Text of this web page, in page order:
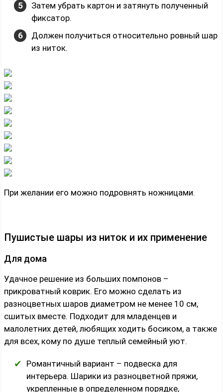
Затем убрать картон и затянуть полученный
фиксатор.
Должен получиться относительно ровный шар
из ниток.
При желании его можно подровнять ножницами.
Пушистые шары из ниток и их применение
Для дома
Удачное решение из больших помпонов –
прикроватный коврик. Его можно сделать из
разноцветных шаров диаметром не менее 10 см,
сшитых вместе. Подходит для младенцев и
малолетних детей, любящих ходить босиком, а также
для всех, кому по душе теплый семейный уют.
Романтичный вариант – подвеска для
интерьера. Шарики из разноцветной пряжи,
укрепленные в определенном порядке,